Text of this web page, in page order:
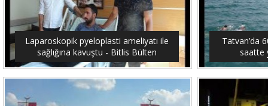
Laparoskopik pyeloplasti ameliyatı ile
sağlığına kavuştu - Bitlis Bülten
Tatvan’da
saatte